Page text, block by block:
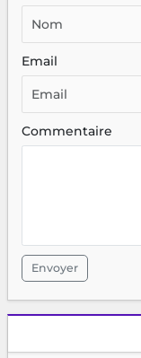
Email
Commentaire
Envoyer